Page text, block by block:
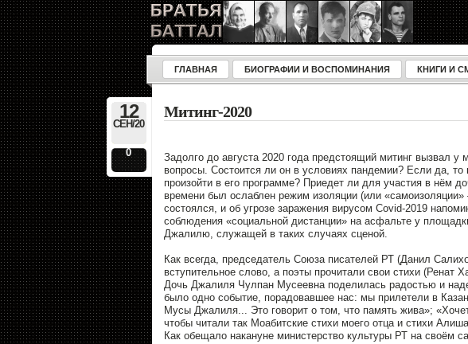
ГЛАВНАЯ БИОГРАФИИ И ВОСПОМИНАНИЯ КНИГИ И
12
СЕН/20
0
Митинг-2020
Задолго до августа 2020 года предстоящий митинг вызвал у
вопросы. Состоится ли он в условиях пандемии? Если да, то
произойти в его программе? Приедет ли для участия в нём
времени был ослаблен режим изоляции (или «самоизоляции»
состоялся, и об угрозе заражения вирусом Covid-2019
соблюдения «социальной дистанции» на асфальте у
Джалилю, служащей в таких случаях сценой.
Как всегда, председатель Союза писателей РТ (Данил
вступительное слово, а поэты прочитали свои стихи (Ренат
Дочь Джалиля Чулпан Мусеевна поделилась радостью и
было одно событие, порадовавшее нас: мы прилетели в
Мусы Джалиля... Это говорит о том, что память жива»;
чтобы читали так Моабитские стихи моего отца и стихи
Как обещало накануне министерство культуры РТ на своём